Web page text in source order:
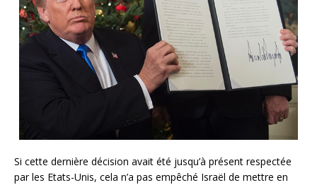
Si cette dernière décision avait été jusqu’à présent respectée
par les Etats-Unis, cela n’a pas empêché Israël de mettre en